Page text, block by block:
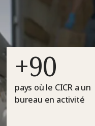
+90
pays où le CICR a un
bureau en activité